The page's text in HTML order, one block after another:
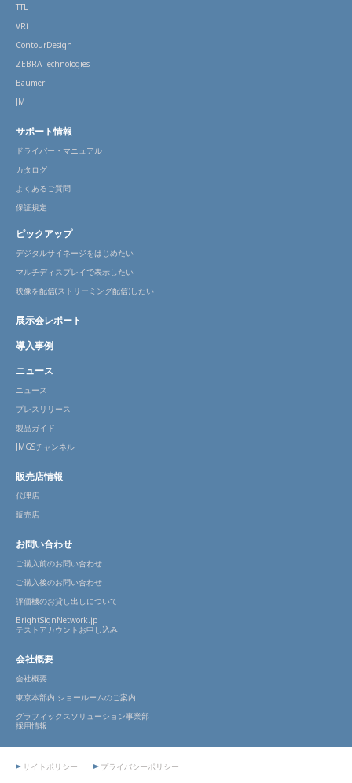
TTL
VRi
ContourDesign
ZEBRA Technologies
Baumer
JM
サポート情報
ドライバー・マニュアル
カタログ
よくあるご質問
保証規定
ピックアップ
デジタルサイネージをはじめたい
マルチディスプレイで表示したい
映像を配信(ストリーミング配信)したい
展示会レポート
導入事例
ニュース
ニュース
プレスリリース
製品ガイド
JMGSチャンネル
販売店情報
代理店
販売店
お問い合わせ
ご購入前のお問い合わせ
ご購入後のお問い合わせ
評価機のお貸し出しについて
BrightSignNetwork.jp
テストアカウントお申し込み
会社概要
会社概要
東京本部内 ショールームのご案内
グラフィックスソリューション事業部
採用情報
サイトポリシー プライバシーポリシー